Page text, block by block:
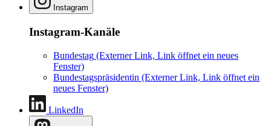
Instagram
Instagram-Kanäle
Bundestag (Externer Link, Link öffnet ein neues
Fenster)
Bundestagspräsidentin (Externer Link, Link öffnet ein
neues Fenster)
LinkedIn